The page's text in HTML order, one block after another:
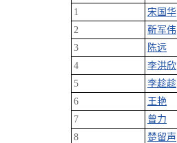
1
宋国华
2
靳军伟
3
陈远
4
李洪欣
5
李趁趁
6
王艳
7
曾力
8
楚留声